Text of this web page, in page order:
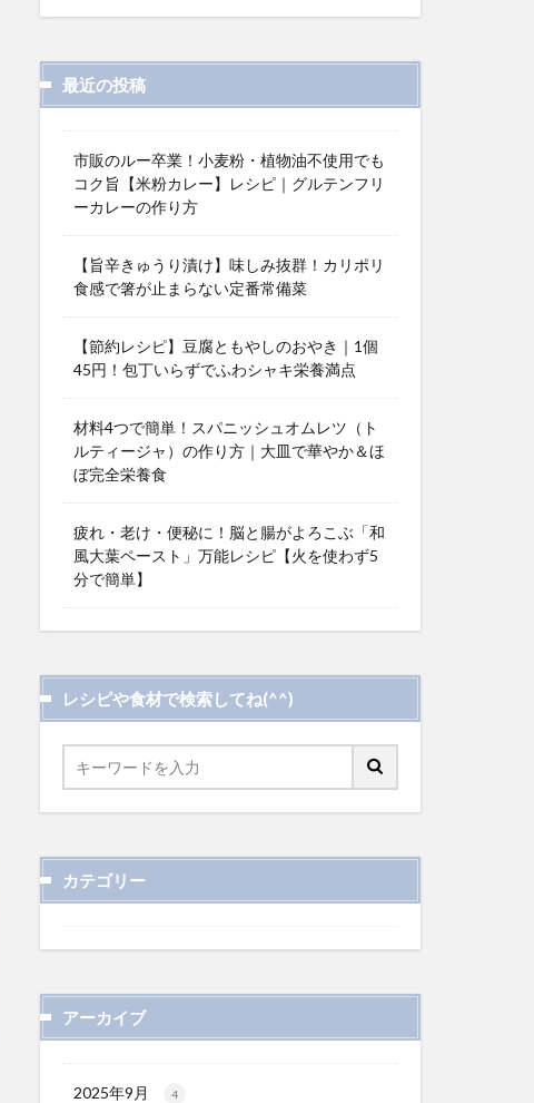
最近の投稿
市販のルー卒業！小麦粉・植物油不使用でも
コク旨【米粉カレー】レシピ｜グルテンフリ
ーカレーの作り方
【旨辛きゅうり漬け】味しみ抜群！カリポリ
食感で箸が止まらない定番常備菜
【節約レシピ】豆腐ともやしのおやき｜1個
45円！包丁いらずでふわシャキ栄養満点
材料4つで簡単！スパニッシュオムレツ（ト
ルティージャ）の作り方｜大皿で華やか＆ほ
ぼ完全栄養食
疲れ・老け・便秘に！脳と腸がよろこぶ「和
風大葉ペースト」万能レシピ【火を使わず5
分で簡単】
レシピや食材で検索してね(^^)
カテゴリー
アーカイブ
2025年9月 4